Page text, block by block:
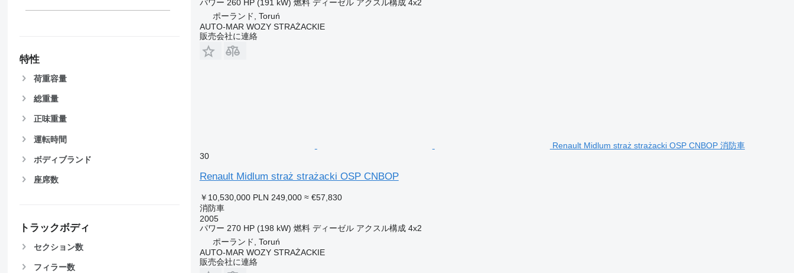
特性
荷重容量
総重量
正味重量
運転時間
ボディブランド
座席数
トラックボディ
セクション数
フィラー数
パワー 260 HP (191 kW) 燃料 ディーゼル アクスル構成 4x2
ポーランド, Toruń
AUTO-MAR WOZY STRAŻACKIE
販売会社に連絡
Renault Midlum straż strażacki OSP CNBOP 消防車
30
Renault Midlum straż strażacki OSP CNBOP
￥10,530,000 PLN 249,000 ≈ €57,830
消防車
2005
パワー 270 HP (198 kW) 燃料 ディーゼル アクスル構成 4x2
ポーランド, Toruń
AUTO-MAR WOZY STRAŻACKIE
販売会社に連絡